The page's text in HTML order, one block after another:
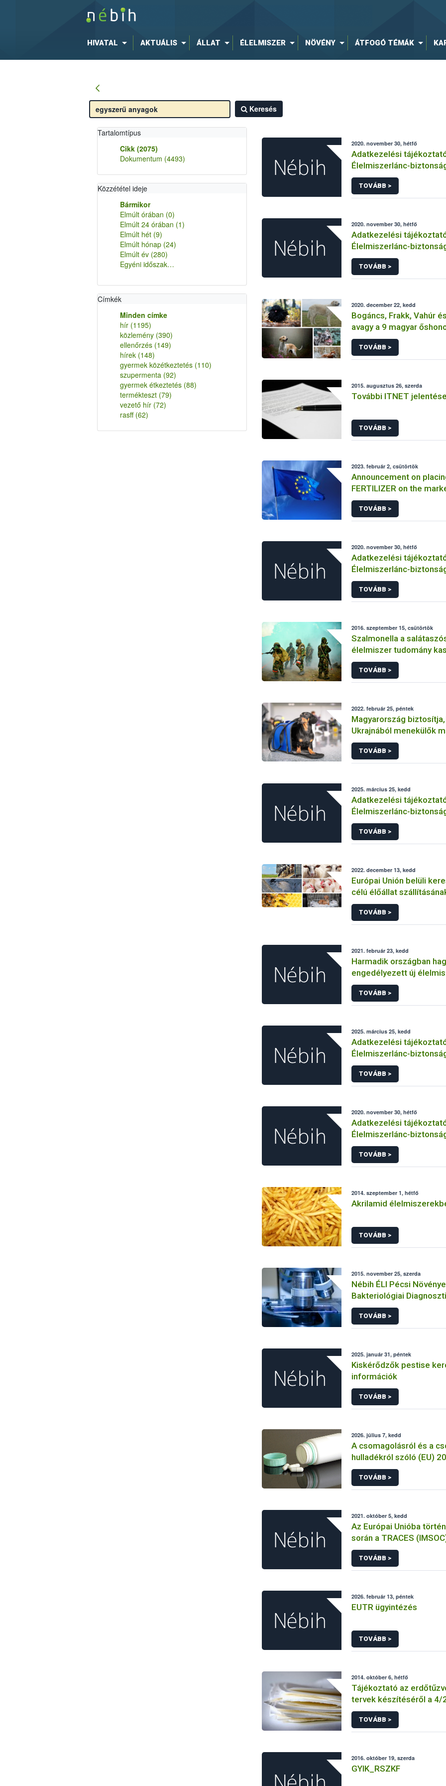
HIVATAL AKTUÁLIS ÁLLAT ÉLELMISZER NÖVÉNY ÁTFOGÓ TÉMÁK
Keresés
Tartalomtípus
Cikk (2075)
Dokumentum (4493)
Közzététel ideje
Bármikor
Elmúlt órában (0)
Elmúlt 24 órában (1)
Elmúlt hét (9)
Elmúlt hónap (24)
Elmúlt év (280)
Egyéni időszak…
Címkék
Minden címke
hír (1195)
közlemény (390)
ellenőrzés (149)
hírek (148)
gyermek közétkeztetés (110)
szupermenta (92)
gyermek étkeztetés (88)
termékteszt (79)
vezető hír (72)
rasff (62)
2020. november 30, hétfő
Adatkezelési
Élelmiszerlánc-
hírlevelére történő
kapcsolódó
vonatkozásában
TOVÁBB >
2020. november 30, hétfő
Adatkezelési
Élelmiszerlánc-
Hivatal
érintetti jogok
összefüggő
TOVÁBB >
2020. december 22, kedd
Bogáncs, Frakk, Vahúr
avagy a 9 magyar
TOVÁBB >
2015. augusztus 26, szerda
További ITNET
TOVÁBB >
2023. február 2, csütörtök
Announcement on
FERTILIZER on the
Information on the
FERTILIZER and the
certificate
TOVÁBB >
2020. november 30, hétfő
Adatkezelési
Élelmiszerlánc-
elkülönített visszaélés-
rendszerhez kapcsolódó
adatkezeléséhez
TOVÁBB >
2016. szeptember 15, csütörtök
Szalmonella a
élelmiszer tudomány
bioterrorizmus terror
TOVÁBB >
2022. február 25, péntek
Magyarország biztosítja,
Ukrajnából menekülők
hozhassák társállataikat
TOVÁBB >
2025. március 25, kedd
Adatkezelési
Élelmiszerlánc-
felnőttképzési
kapcsolódó
TOVÁBB >
2022. december 13, kedd
Európai Unión belüli
célú élőállat
állategészségügyi
TOVÁBB >
2021. február 23, kedd
Harmadik országban
engedélyezett új
Európai Unióban
TOVÁBB >
2025. március 25, kedd
Adatkezelési
Élelmiszerlánc-
Ügyfélprofil
tevékenység
közhatalmi eljárásaihoz
TOVÁBB >
2020. november 30, hétfő
Adatkezelési
Élelmiszerlánc-
panaszok és közérdekű
kezeléséhez kapcsolódó
adatkezeléséhez
TOVÁBB >
2014. szeptember 1, hétfő
Akrilamid
TOVÁBB >
2015. november 25, szerda
Nébih ÉLI Pécsi
Bakteriológiai
Referencia Laboratórium
TOVÁBB >
2025. január 31, péntek
Kiskérődzők pestise
információk
TOVÁBB >
2026. július 7, kedd
A csomagolásról és a
hulladékról szóló (EU)
rendelet és a fogyasztók
élelmiszerekkel
tájékoztatásáról szóló
összehangolásáról szóló AÉM –
Nébih szakmai álláspont
TOVÁBB >
2021. október 5, kedd
Az Európai Unióba
során a TRACES
rendszerben kiállított
Egészségügyi
KEBO-D (angolul:
TOVÁBB >
2026. február 13, péntek
EUTR ügyintézés
TOVÁBB >
2014. október 6, hétfő
Tájékoztató az
tervek készítéséről a 4/
ÖM rendelet előírásai
TOVÁBB >
2016. október 19, szerda
GYIK_RSZKF